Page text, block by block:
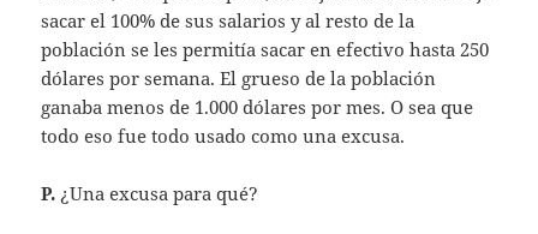
sacar el 100% de sus salarios y al resto de la
población se les permitía sacar en efectivo hasta 250
dólares por semana. El grueso de la población
ganaba menos de 1.000 dólares por mes. O sea que
todo eso fue todo usado como una excusa.
P. ¿Una excusa para qué?